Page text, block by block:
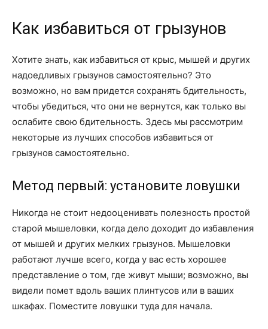
Как избавиться от грызунов
Хотите знать, как избавиться от крыс, мышей и других
надоедливых грызунов самостоятельно? Это
возможно, но вам придется сохранять бдительность,
чтобы убедиться, что они не вернутся, как только вы
ослабите свою бдительность. Здесь мы рассмотрим
некоторые из лучших способов избавиться от
грызунов самостоятельно.
Метод первый: установите ловушки
Никогда не стоит недооценивать полезность простой
старой мышеловки, когда дело доходит до избавления
от мышей и других мелких грызунов. Мышеловки
работают лучше всего, когда у вас есть хорошее
представление о том, где живут мыши; возможно, вы
видели помет вдоль ваших плинтусов или в ваших
шкафах. Поместите ловушки туда для начала.